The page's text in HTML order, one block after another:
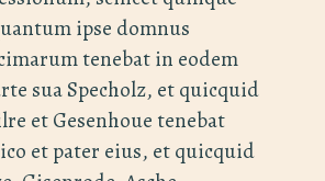
ipse domnus
tenebat in eodem
sua Specholz, et quicquid
et Gesenhoue tenebat
et pater eius, et quicquid